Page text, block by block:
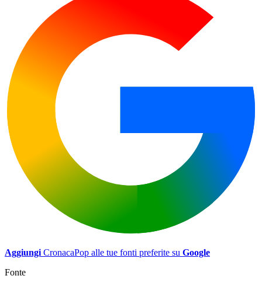
Aggiungi CronacaPop alle tue fonti preferite su Google
Fonte